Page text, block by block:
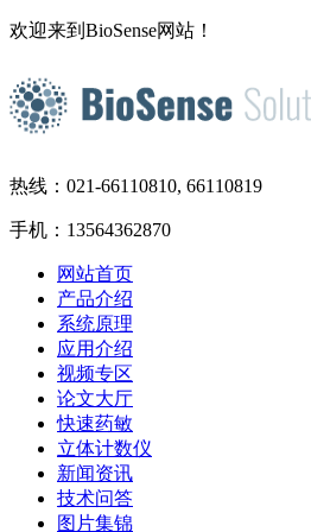
欢迎来到BioSense网站！
热线：021-66110810, 66110819
手机：13564362870
网站首页
产品介绍
系统原理
应用介绍
视频专区
论文大厅
快速药敏
立体计数仪
新闻资讯
技术问答
图片集锦